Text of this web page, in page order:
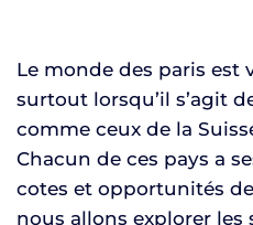
Le monde des paris est
surtout lorsqu’il s’agit
comme ceux de la
Chacun de ces pays a
cotes et opportunités
nous allons explorer